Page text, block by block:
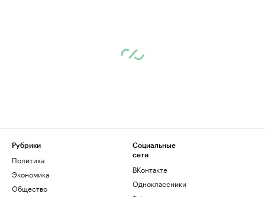
Рубрики
Политика
Экономика
Общество
Социальные
сети
ВКонтакте
Одноклассники